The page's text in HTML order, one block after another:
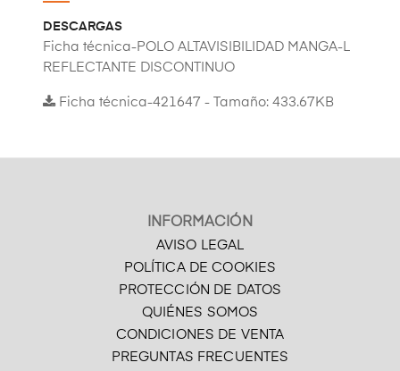
DESCARGAS
Ficha técnica-POLO ALTAVISIBILIDAD MANGA-L
REFLECTANTE DISCONTINUO
Ficha técnica-421647 - Tamaño: 433.67KB
INFORMACIÓN
AVISO LEGAL
POLÍTICA DE COOKIES
PROTECCIÓN DE DATOS
QUIÉNES SOMOS
CONDICIONES DE VENTA
PREGUNTAS FRECUENTES